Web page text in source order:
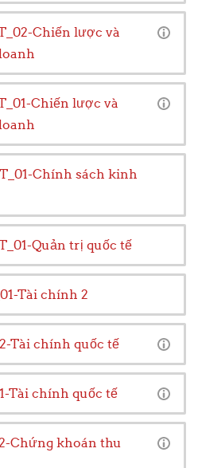
Chiến lược và
Chiến lược và
Chính sách kinh
Quản trị quốc tế
Tài chính 2
Tài chính quốc tế
Tài chính quốc tế
Chứng khoán thu